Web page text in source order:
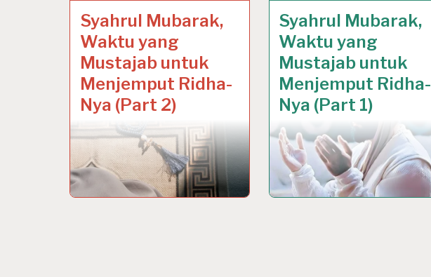
Syahrul Mubarak,
Waktu yang
Mustajab untuk
Menjemput Ridha-
Nya (Part 2)
Syahrul Mubarak,
Waktu yang
Mustajab untuk
Menjemput Ridha-
Nya (Part 1)